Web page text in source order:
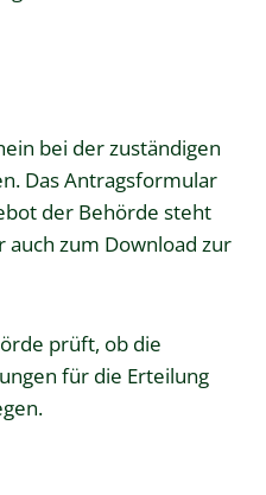
bei der zuständigen
Das Antragsformular
der Behörde steht
zum Download zur
prüft, ob die
für die Erteilung